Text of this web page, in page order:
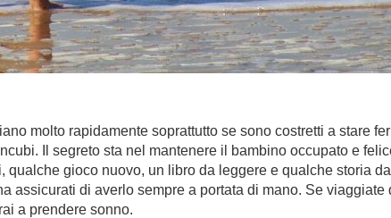
molto rapidamente soprattutto se sono costretti a stare
Il segreto sta nel mantenere il bambino occupato e
gioco nuovo, un libro da leggere e qualche storia
assicurati di averlo sempre a portata di mano. Se
a prendere sonno.